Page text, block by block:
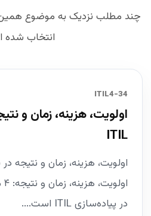
چند مطلب نزدیک به موضوع همین
انتخاب
34-ITIL4
اولویت، هزینه، زمان و
ITIL
در پیاده‌سازی ITIL است....